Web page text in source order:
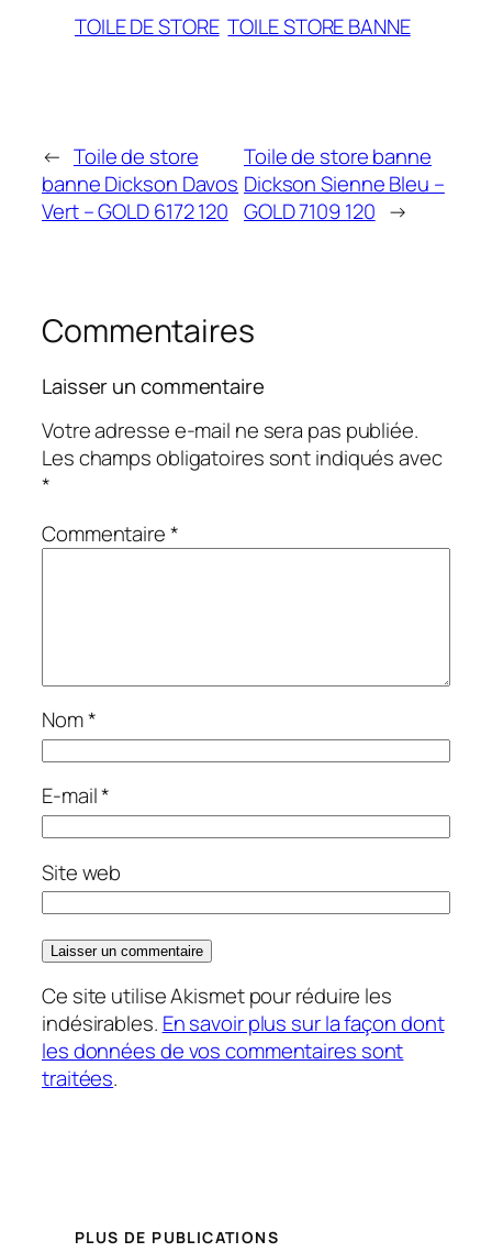
TOILE DE STORE TOILE STORE BANNE
← Toile de store
banne Dickson Davos
Vert – GOLD 6172 120
Toile de store banne
Dickson Sienne Bleu –
GOLD 7109 120 →
Commentaires
Laisser un commentaire
Votre adresse e-mail ne sera pas publiée.
Les champs obligatoires sont indiqués avec
*
Commentaire*
Nom*
E-mail*
Site web
Ce site utilise Akismet pour réduire les
indésirables. En savoir plus sur la façon dont
les données de vos commentaires sont
traitées.
PLUS DE PUBLICATIONS